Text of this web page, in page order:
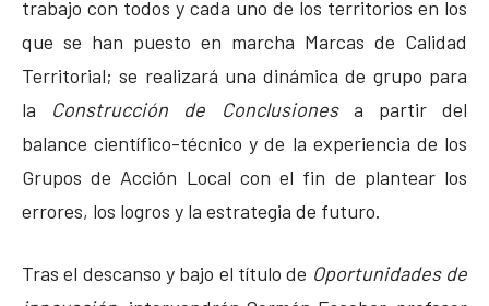
trabajo con todos y cada uno de los territorios en los
que se han puesto en marcha Marcas de Calidad
Territorial; se realizará una dinámica de grupo para
la Construcción de Conclusiones a partir del
balance científico-técnico y de la experiencia de los
Grupos de Acción Local con el fin de plantear los
errores, los logros y la estrategia de futuro.
Tras el descanso y bajo el título de Oportunidades de